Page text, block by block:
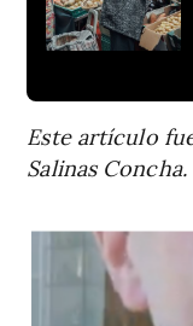
Este artículo
Salinas Concha.